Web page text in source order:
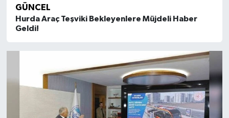
GÜNCEL
Hurda Araç Teşviki Bekleyenlere Müjdeli Haber
Geldi!